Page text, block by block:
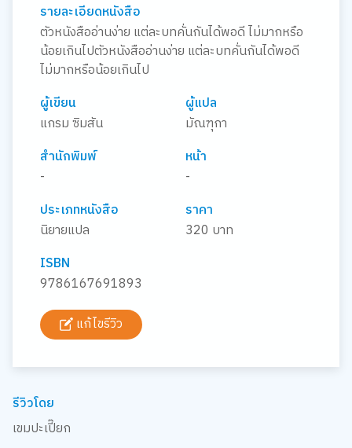
รายละเอียดหนังสือ
ตัวหนังสืออ่านง่าย แต่ละบทคั่นกันได้พอดี ไม่มากหรือ
น้อยเกินไปตัวหนังสืออ่านง่าย แต่ละบทคั่นกันได้พอดี
ไม่มากหรือน้อยเกินไป
ผู้เขียน
แกรม ซิมสัน
ผู้แปล
มัณฑุกา
สำนักพิมพ์
-
หน้า
-
ประเภทหนังสือ
นิยายแปล
ราคา
320 บาท
ISBN
9786167691893
แก้ไขรีวิว
รีวิวโดย
เขมปะเปี๊ยก